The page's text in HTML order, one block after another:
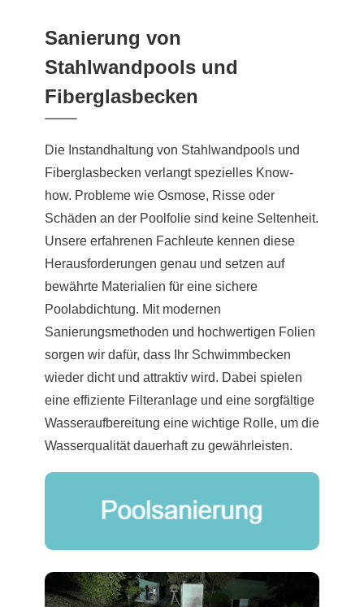
Sanierung von
Stahlwandpools und
Fiberglasbecken
Die Instandhaltung von Stahlwandpools und
Fiberglasbecken verlangt spezielles Know-
how. Probleme wie Osmose, Risse oder
Schäden an der Poolfolie sind keine Seltenheit.
Unsere erfahrenen Fachleute kennen diese
Herausforderungen genau und setzen auf
bewährte Materialien für eine sichere
Poolabdichtung. Mit modernen
Sanierungsmethoden und hochwertigen Folien
sorgen wir dafür, dass Ihr Schwimmbecken
wieder dicht und attraktiv wird. Dabei spielen
eine effiziente Filteranlage und eine sorgfältige
Wasseraufbereitung eine wichtige Rolle, um die
Wasserqualität dauerhaft zu gewährleisten.